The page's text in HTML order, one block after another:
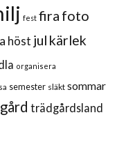
fest fira foto
höst jul kärlek
organisera
semester släkt sommar
trädgårdsland